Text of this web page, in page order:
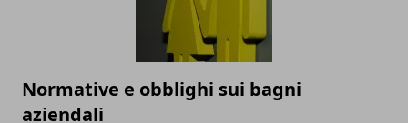
Normative e obblighi sui bagni
aziendali